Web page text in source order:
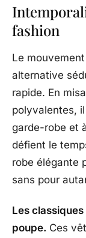
fashion
Le
alternative
rapide. En
polyvalentes,
garde-robe et
défient le
robe élégante
sans pour
Les
poupe. Ces